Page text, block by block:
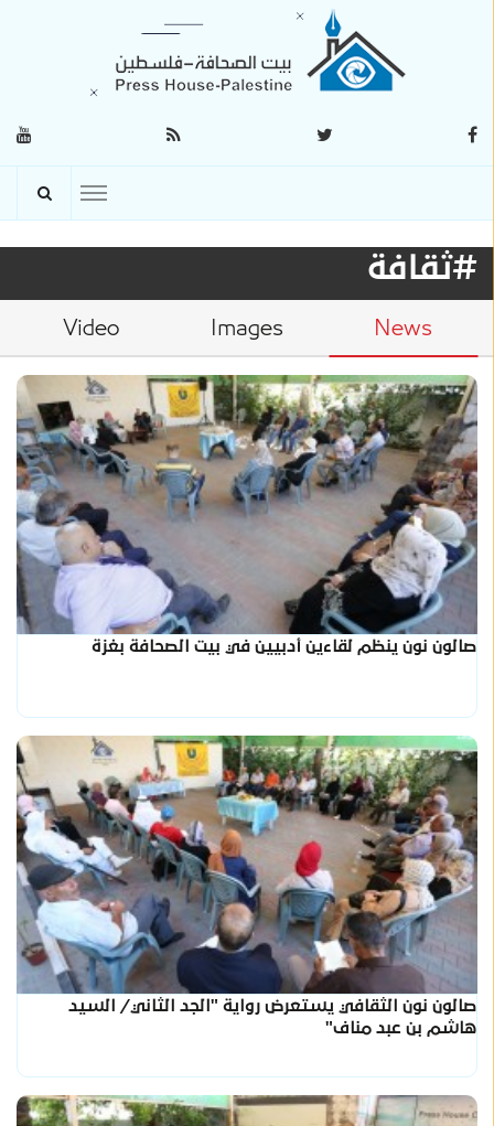
#ثقافة
News
Images
Video
صالون نون ينظم لقاءين أدبيين في بيت الصحافة بغزة
صالون نون الثقافي يستعرض رواية "الجد الثاني/ السيد
هاشم بن عبد مناف"